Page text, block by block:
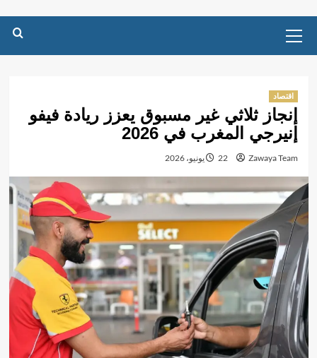
Menu
اقتصاد
إنجاز ثلاثي غير مسبوق يعزز ريادة فيفو
إنيرجي المغرب في 2026
Zawaya Team 22 يونيو، 2026